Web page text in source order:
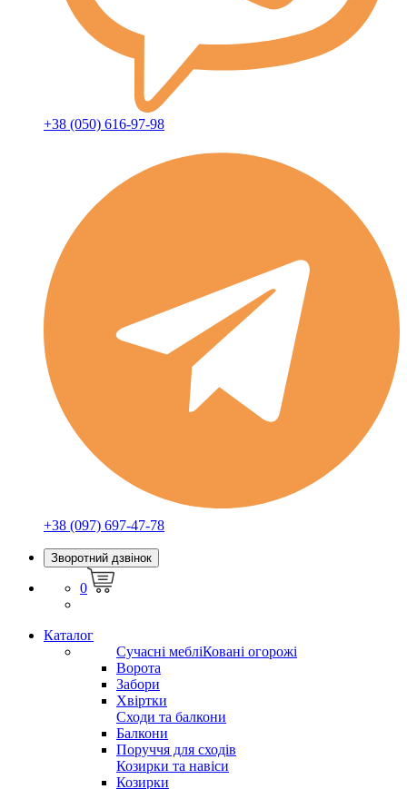
+38 (050) 616-97-98
+38 (097) 697-47-78
Зворотний дзвінок
0
Каталог
Сучасні мебліКовані огорожі
Ворота
Забори
Хвіртки
Сходи та балкони
Балкони
Поруччя для сходів
Козирки та навіси
Козирки